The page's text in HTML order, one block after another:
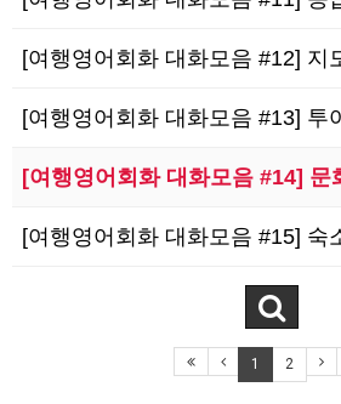
[여행영어회화 대화모음 #12] 지도 및 방향 문의
[여행영어회화 대화모음 #13] 투어 및 액티비티 예약
[여행영어회화 대화모음 #14] 문화 차이에 대한 이해
[여행영어회화 대화모음 #15] 숙소에서의 불편사항
1 2